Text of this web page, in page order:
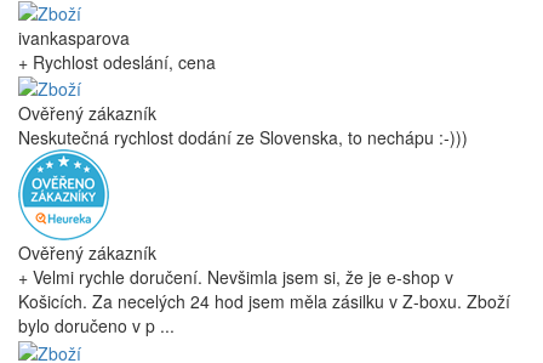
ivankasparova
+ Rychlost odeslání, cena
Ověřený zákazník
Neskutečná rychlost dodání ze Slovenska, to nechápu :-)))
Ověřený zákazník
+ Velmi rychle doručení. Nevšimla jsem si, že je e-shop v
Košicích. Za necelých 24 hod jsem měla zásilku v Z-boxu. Zboží
bylo doručeno v p ...